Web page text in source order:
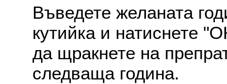
Въведете желаната
кутийка и натиснете
да щракнете на
следваща година.